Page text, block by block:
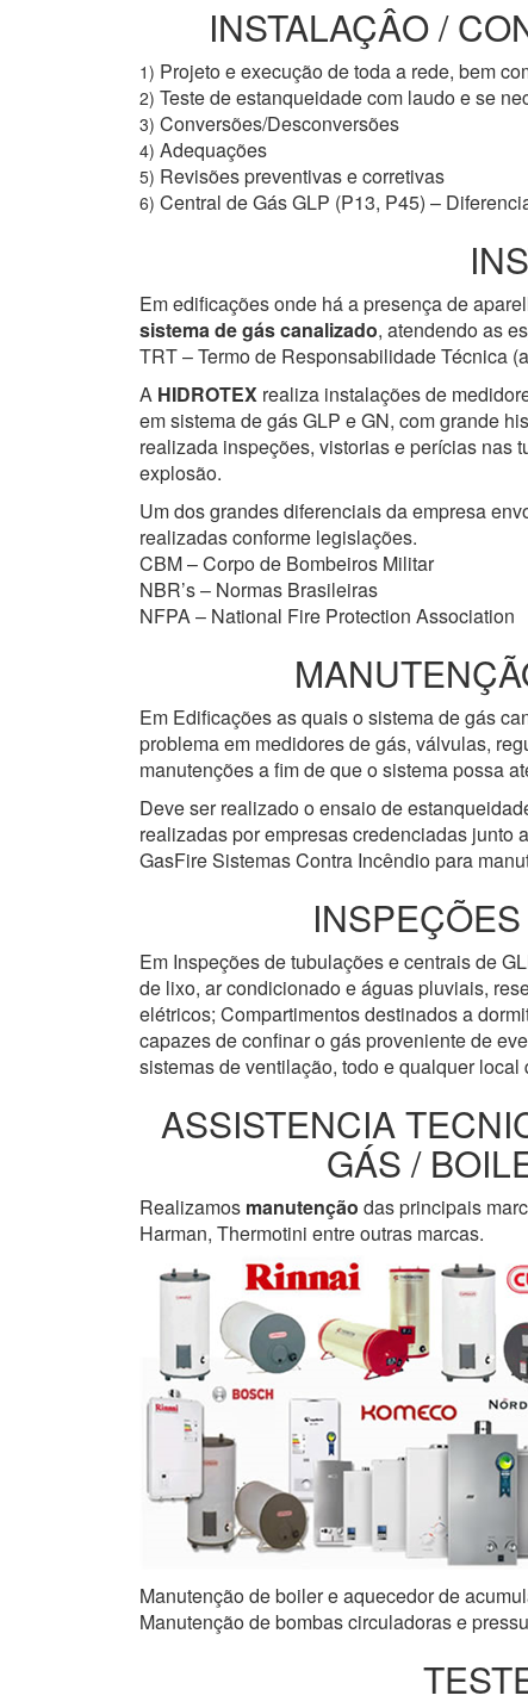
INSTALAÇÂO /
1) Projeto e execução de toda a rede, bem
2) Teste de estanqueidade com laudo e se
3) Conversões/Desconversões
4) Adequações
5) Revisões preventivas e corretivas
6) Central de Gás GLP (P13, P45) –
Em edificações onde há a presença de
sistema de gás canalizado, atendendo as
TRT – Termo de Responsabilidade Técnica
A HIDROTEX realiza instalações de
em sistema de gás GLP e GN, com grande
realizada inspeções, vistorias e perícias nas
explosão.
Um dos grandes diferenciais da empresa
realizadas conforme legislações.
CBM – Corpo de Bombeiros Militar
NBR’s – Normas Brasileiras
NFPA – National Fire Protection Association
Em Edificações as quais o sistema de gás
problema em medidores de gás, válvulas,
manutenções a fim de que o sistema possa
Deve ser realizado o ensaio de
realizadas por empresas credenciadas junto
GasFire Sistemas Contra Incêndio para
Em Inspeções de tubulações e centrais de
de lixo, ar condicionado e águas pluviais,
elétricos; Compartimentos destinados a
capazes de confinar o gás proveniente de
sistemas de ventilação, todo e qualquer
ASSISTENCIA
GÁS /
Realizamos manutenção das principais
Harman, Thermotini entre outras marcas.
Manutenção de boiler e aquecedor de
Manutenção de bombas circuladoras e